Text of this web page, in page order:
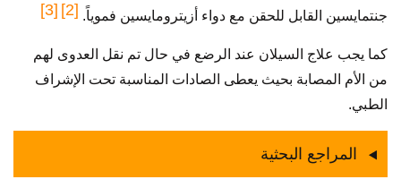
جنتمايسين القابل للحقن مع دواء أزيترومايسين فموياً. [2]
[3]
كما يجب علاج السيلان عند الرضع في حال تم نقل العدوى لهم
من الأم المصابة بحيث يعطى الصادات المناسبة تحت الإشراف
الطبي.
المراجع البحثية